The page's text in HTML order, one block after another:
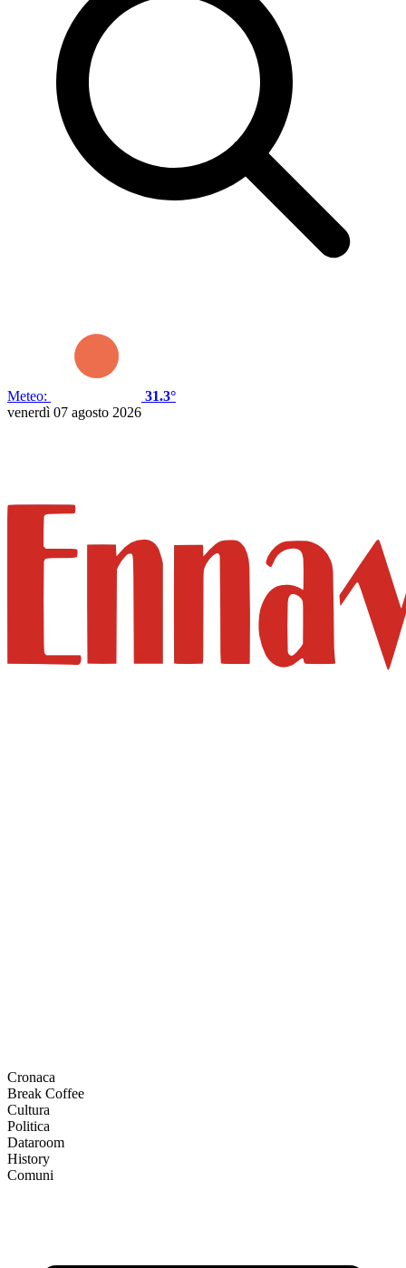
Meteo:
31.3°
venerdì 07 agosto 2026
Cronaca
Break Coffee
Cultura
Politica
Dataroom
History
Comuni